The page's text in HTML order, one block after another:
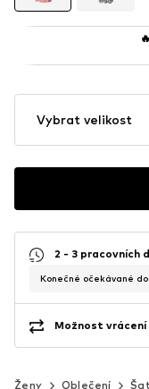
🔥
Vybrat velikost
2 - 3 pracovních
Konečné očekávané
Možnost vrácení
Ženy Oblečení